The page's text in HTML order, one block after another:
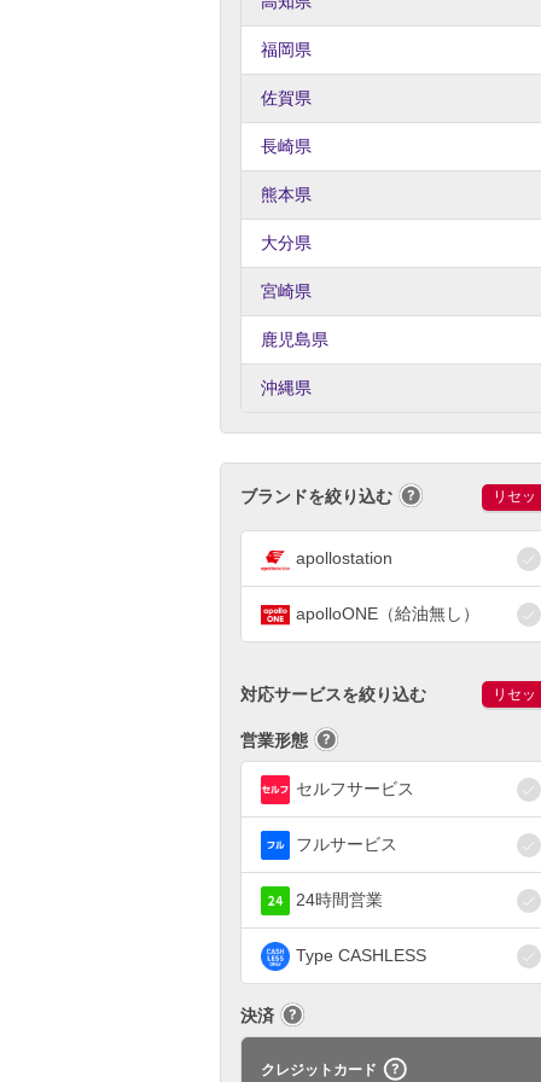
福岡県
佐賀県
長崎県
熊本県
大分県
宮崎県
鹿児島県
沖縄県
ブランドを絞り込む リセッ
apollostation
apolloONE（給油無し）
対応サービスを絞り込む リセッ
営業形態
セルフサービス
フルサービス
24時間営業
Type CASHLESS
決済
クレジットカード